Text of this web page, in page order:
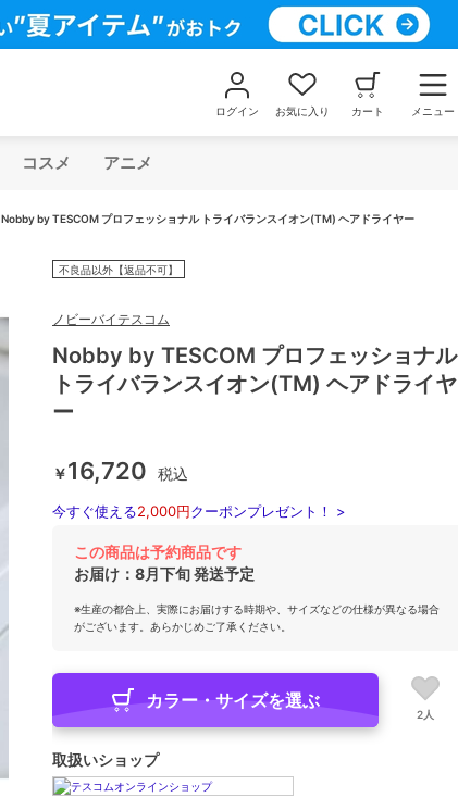
ログイン お気に入り カート メニュー
コスメ アニメ
Nobby by TESCOM プロフェッショナル トライバランスイオン(TM) ヘアドライヤー
不良品以外【返品不可】
ノビーバイテスコム
Nobby by TESCOM プロフェッショナル
トライバランスイオン(TM) ヘアドライヤ
ー
￥16,720 税込
今すぐ使える2,000円クーポンプレゼント！ >
この商品は予約商品です
お届け： 8月下旬発送予定
※生産の都合上、実際にお届けする時期や、サイズなどの仕様が異なる場合
がございます。あらかじめご了承ください。
カラー・サイズを選ぶ
2人
取扱いショップ